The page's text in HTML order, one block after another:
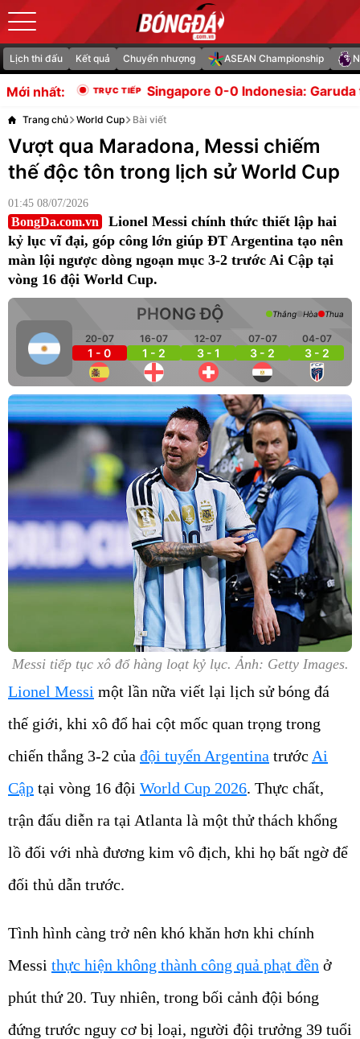
Lịch thi đấu Kết quả Chuyển nhượng ASEAN Championship
Mới nhất:
Singapore 0-0 Indonesia: Garuda trước nguy cơ bị loại
Trang chủ World Cup Bài viết
Vượt qua Maradona, Messi chiếm
thế độc tôn trong lịch sử World Cup
01:45 08/07/2026
BongDa.com.vn
Lionel Messi chính thức thiết lập hai
kỷ lục vĩ đại, góp công lớn giúp ĐT Argentina tạo nên
màn lội ngược dòng ngoạn mục 3-2 trước Ai Cập tại
vòng 16 đội World Cup.
PHONG ĐỘ
20-07
1 - 0
16-07
1 - 2
12-07
3 - 1
07-07
3 - 2
04-07
3 - 2
Thắng Hòa Thua
Messi tiếp tục xô đổ hàng loạt kỷ lục. Ảnh: Getty Images.
Lionel Messi một lần nữa viết lại lịch sử bóng đá
thế giới, khi xô đổ hai cột mốc quan trọng trong
chiến thắng 3-2 của đội tuyển Argentina trước Ai
Cập tại vòng 16 đội World Cup 2026. Thực chất,
trận đấu diễn ra tại Atlanta là một thử thách khổng
lồ đối với nhà đương kim vô địch, khi họ bất ngờ để
đối thủ dẫn trước.
Tình hình càng trở nên khó khăn hơn khi chính
Messi thực hiện không thành công quả phạt đền ở
phút thứ 20. Tuy nhiên, trong bối cảnh đội bóng
đứng trước nguy cơ bị loại, người đội trưởng 39 tuổi